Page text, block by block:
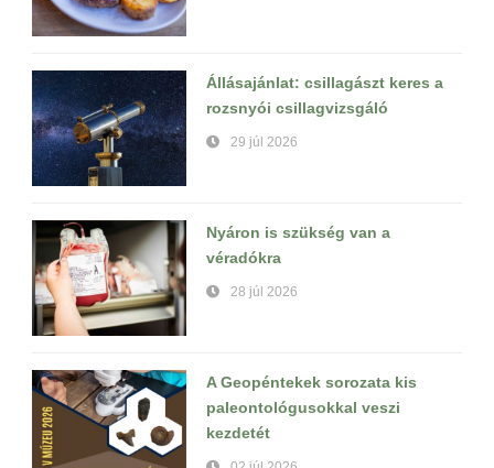
Állásajánlat: csillagászt keres a
rozsnyói csillagvizsgáló
29 júl 2026
Nyáron is szükség van a
véradókra
28 júl 2026
A Geopéntekek sorozata kis
paleontológusokkal veszi
kezdetét